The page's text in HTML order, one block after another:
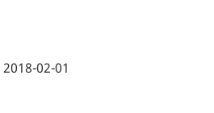
2018-02-01